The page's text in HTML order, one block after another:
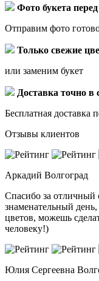
Фото букета
Отправим фото
Только свежие
или заменим букет
Доставка точно в
Бесплатная доставка
Отзывы клиентов
Аркадий Волгоград
Спасибо за отличный
знаменательный
цветов, можешь
человеку!)
Юлия Сергеевна